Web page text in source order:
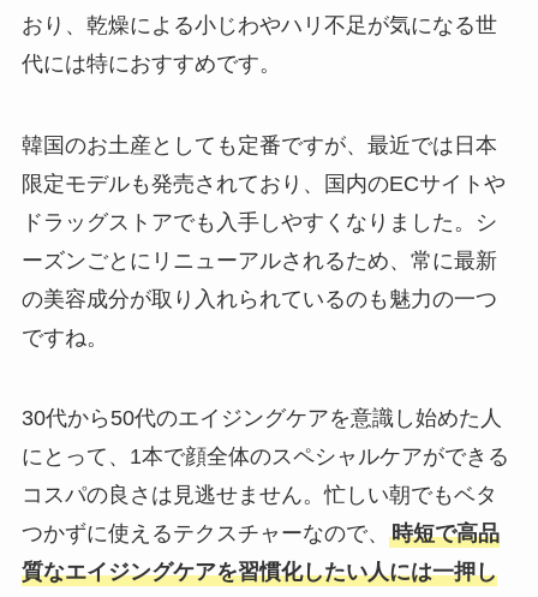
おり、乾燥による小じわやハリ不足が気になる世
代には特におすすめです。
韓国のお土産としても定番ですが、最近では日本
限定モデルも発売されており、国内のECサイトや
ドラッグストアでも入手しやすくなりました。シ
ーズンごとにリニューアルされるため、常に最新
の美容成分が取り入れられているのも魅力の一つ
ですね。
30代から50代のエイジングケアを意識し始めた人
にとって、1本で顔全体のスペシャルケアができる
コスパの良さは見逃せません。忙しい朝でもベタ
つかずに使えるテクスチャーなので、 時短で高品
質なエイジングケアを習慣化したい人には一押し